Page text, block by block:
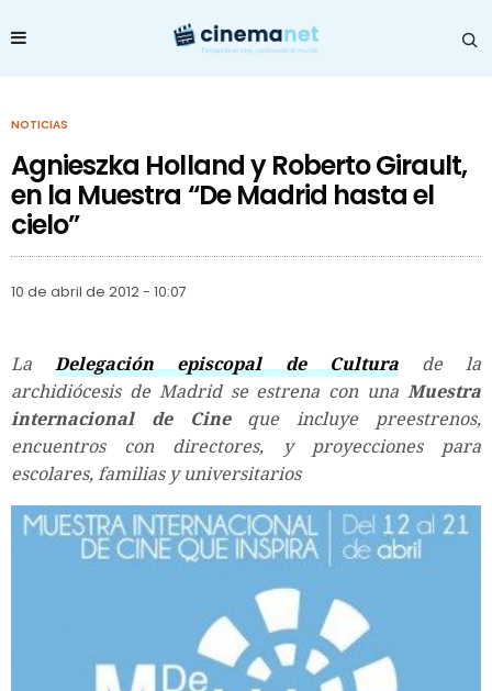
NOTICIAS
Agnieszka Holland y Roberto Girault,
en la Muestra “De Madrid hasta el
cielo”
10 de abril de 2012 - 10:07
LaDelegación episcopal de Culturade la
archidiócesis de Madrid se estrena con una Muestra
internacional de Cineque incluye preestrenos,
encuentros con directores, y proyecciones para
escolares, familias y universitarios